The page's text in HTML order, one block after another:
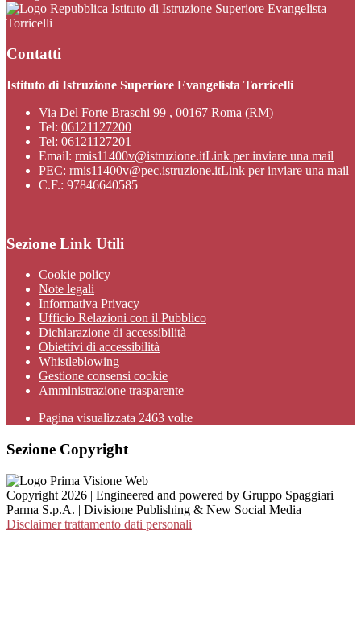
Istituto di Istruzione Superiore Evangelista
Torricelli
Contatti
Istituto di Istruzione Superiore Evangelista Torricelli
Via Del Forte Braschi 99 , 00167 Roma (RM)
Tel: 06121127200
Tel: 06121127201
Email: rmis11400v@istruzione.itLink per inviare una mail
PEC: rmis11400v@pec.istruzione.itLink per inviare una mail
C.F.: 97846640585
Sezione Link Utili
Cookie policy
Note legali
Informativa Privacy
Ufficio Relazioni con il Pubblico
Dichiarazione di accessibilità
Obiettivi di accessibilità
Whistleblowing
Gestione consensi cookie
Amministrazione trasparente
Pagina visualizzata 2463 volte
Sezione Copyright
Copyright 2026 | Engineered and powered by Gruppo Spaggiari
Parma S.p.A. | Divisione Publishing & New Social Media
Disclaimer trattamento dati personali